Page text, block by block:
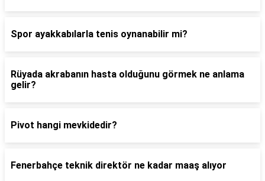
Spor ayakkabılarla tenis oynanabilir mi?
Rüyada akrabanın hasta olduğunu görmek ne anlama
gelir?
Pivot hangi mevkidedir?
Fenerbahçe teknik direktör ne kadar maaş alıyor